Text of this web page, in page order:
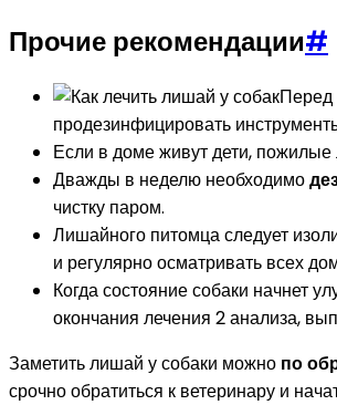
Прочие рекомендации#
Перед
продезинфицировать
Если в доме живут дети,
Дважды в неделю необходимо
чистку паром.
Лишайного питомца следует
и регулярно осматривать всех
Когда состояние собаки начнет
окончания лечения 2 анализа,
Заметить лишай у собаки можно по
срочно обратиться к ветеринару и